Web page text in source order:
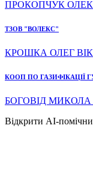
ПРОКОПЧУК
ТЗОВ "ВОЛЕКС"
КРОШКА ОЛЕГ
КООП ПО ГАЗИФІКАЦІЇ
БОГОВІД
Відкрити AI-